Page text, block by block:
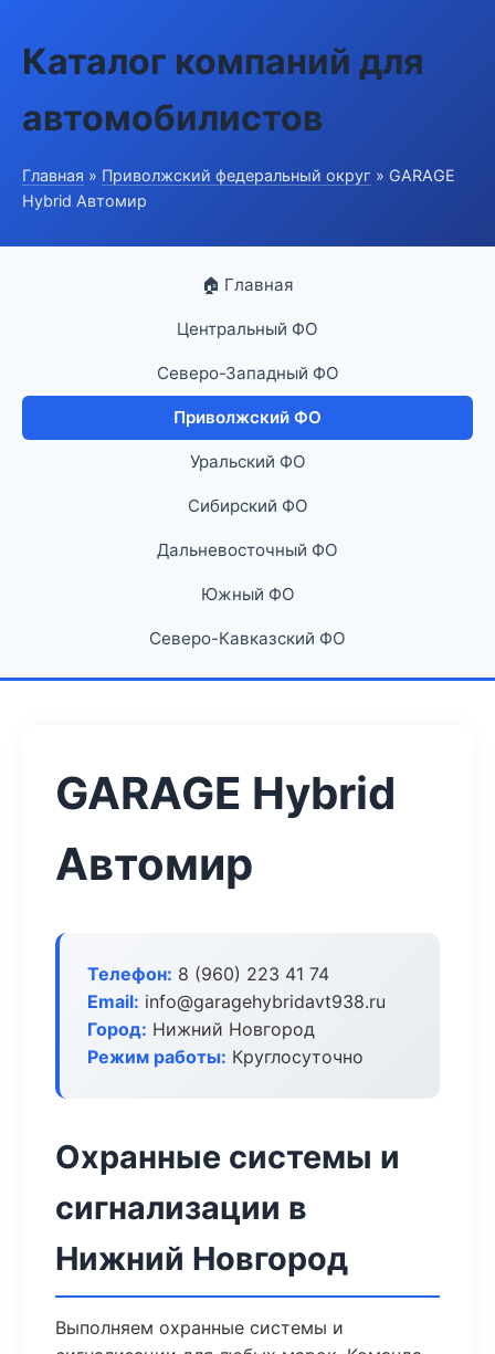
Каталог компаний для
автомобилистов
Главная » Приволжский федеральный округ » GARAGE
Hybrid Автомир
🏠 Главная
Центральный ФО
Северо-Западный ФО
Приволжский ФО
Уральский ФО
Сибирский ФО
Дальневосточный ФО
Южный ФО
Северо-Кавказский ФО
GARAGE Hybrid
Автомир
Телефон: 8 (960) 223 41 74
Email: info@garagehybridavt938.ru
Город: Нижний Новгород
Режим работы: Круглосуточно
Охранные системы и
сигнализации в
Нижний Новгород
Выполняем охранные системы и